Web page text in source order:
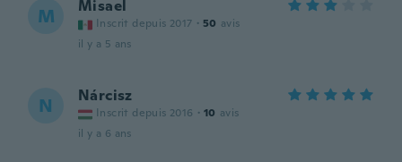
M Misael
Inscrit depuis 2017 · 50 avis
il y a 5 ans
N Nárcisz
Inscrit depuis 2016 · 10 avis
il y a 6 ans